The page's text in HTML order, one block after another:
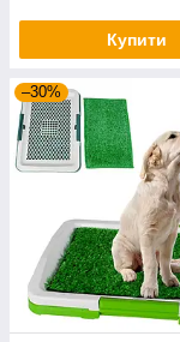
Купити
–30%